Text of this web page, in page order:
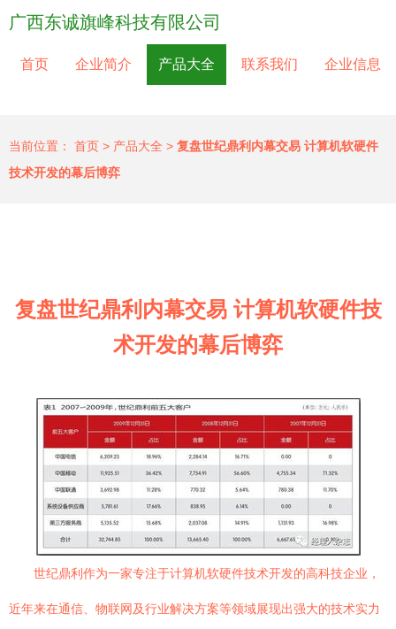
广西东诚旗峰科技有限公司
首页 企业简介 产品大全 联系我们 企业信息
当前位置： 首页 > 产品大全 > 复盘世纪鼎利内幕交易 计算机软硬件
技术开发的幕后博弈
复盘世纪鼎利内幕交易 计算机软硬件技
术开发的幕后博弈
世纪鼎利作为一家专注于计算机软硬件技术开发的高科技企业，
近年来在通信、物联网及行业解决方案等领域展现出强大的技术实力